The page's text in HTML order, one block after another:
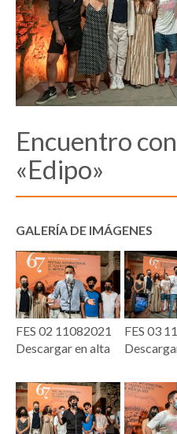
Encuentro
«Edipo»
GALERÍA DE IMÁGENES
FES 02 11082021
Descargar en alta
FES 03